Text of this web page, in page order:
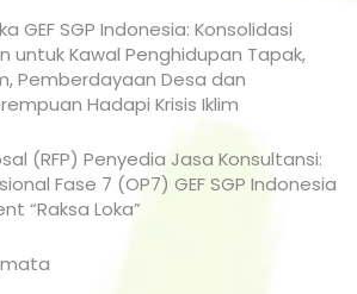
GEF SGP Indonesia: Konsolidasi
untuk Kawal Penghidupan Tapak,
Pemberdayaan Desa dan
Hadapi Krisis Iklim
(RFP) Penyedia Jasa Konsultansi:
Fase 7 (OP7) GEF SGP Indonesia
“Raksa Loka”